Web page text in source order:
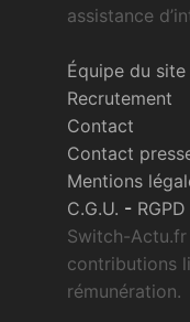
assistance
Équipe du site
Recrutement
Contact
Contact
Mentions
C.G.U. - RGPD
Switch-
contributions
rémunération.